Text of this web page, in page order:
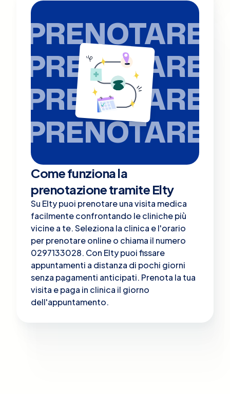
PRENOTARE
PRENOTARE
PRENOTARE
PRENOTARE
Come funziona la
prenotazione tramite Elty
Su Elty puoi prenotare una visita medica
facilmente confrontando le cliniche più
vicine a te. Seleziona la clinica e l'orario
per prenotare online o chiama il numero
0297133028. Con Elty puoi fissare
appuntamenti a distanza di pochi giorni
senza pagamenti anticipati. Prenota la tua
visita e paga in clinica il giorno
dell'appuntamento.